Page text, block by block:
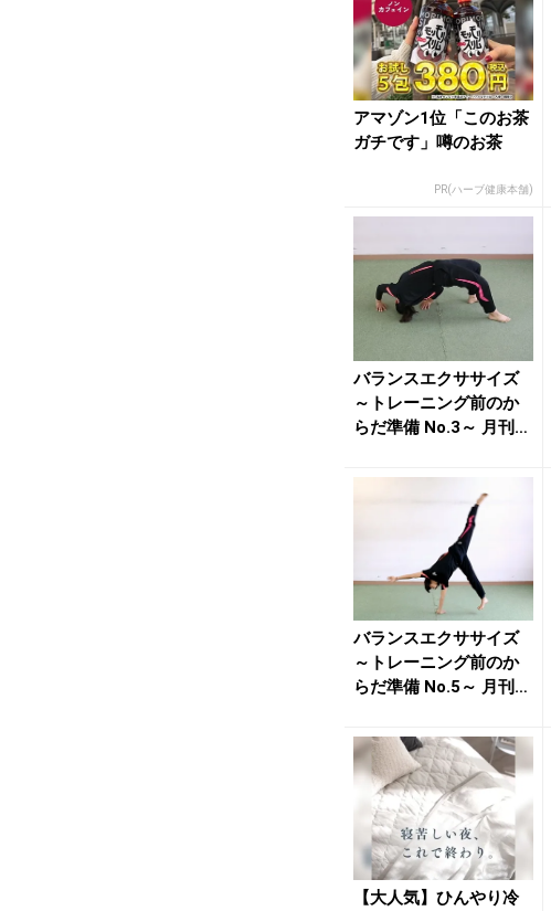
アマゾン1位「このお茶
ガチです」噂のお茶
PR(ハーブ健康本舗)
バランスエクササイズ
～トレーニング前のか
らだ準備 No.3～ 月刊陸
バランスエクササイズ
～トレーニング前のか
らだ準備 No.5～ 月刊陸
【大人気】ひんやり冷